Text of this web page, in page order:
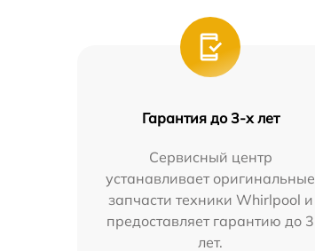
Гарантия до 3-х лет
Сервисный центр
устанавливает оригинальные
запчасти техники Whirlpool и
предоставляет гарантию до 3
лет.